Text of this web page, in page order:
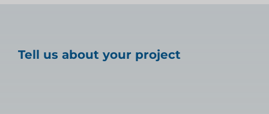
Tell us about your project